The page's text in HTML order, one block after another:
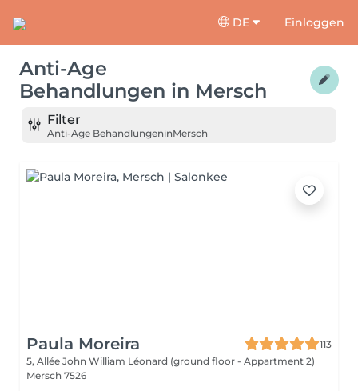
DE Einloggen
Anti-Age
Behandlungen in Mersch
Filter
Anti-Age BehandlungeninMersch
Paula Moreira
113
5, Allée John William Léonard (ground floor - Appartment 2)
Mersch 7526